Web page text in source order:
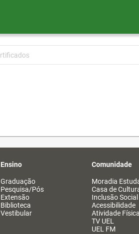
Ensino
Graduação
Pesquisa/Pós
Extensão
Biblioteca
Vestibular
Comunidade
Moradia
Casa de
Inclusão Social
Acessibilidade
Atividade Física
TV UEL
UEL FM